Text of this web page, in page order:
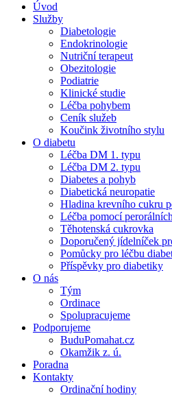
Úvod
Služby
Diabetologie
Endokrinologie
Nutriční terapeut
Obezitologie
Podiatrie
Klinické studie
Léčba pohybem
Ceník služeb
Koučink životního stylu
O diabetu
Léčba DM 1. typu
Léčba DM 2. typu
Diabetes a pohyb
Diabetická neuropatie
Hladina krevního cukru
Léčba pomocí
Těhotenská cukrovka
Doporučený jídelníček
Pomůcky pro léčbu
Příspěvky pro diabetiky
O nás
Tým
Ordinace
Spolupracujeme
Podporujeme
BuduPomahat.cz
Okamžik z. ú.
Poradna
Kontakty
Ordinační hodiny